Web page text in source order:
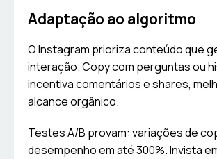
Adaptação ao algoritmo
O Instagram prioriza conteúdo que
interação. Copy com perguntas ou
incentiva comentários e shares,
alcance orgânico.
Testes A/B provam: variações de
desempenho em até 300%. Invista